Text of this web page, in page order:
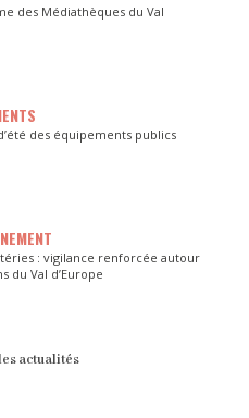
des Médiathèques du Val
des équipements publics
: vigilance renforcée autour
du Val d’Europe
actualités